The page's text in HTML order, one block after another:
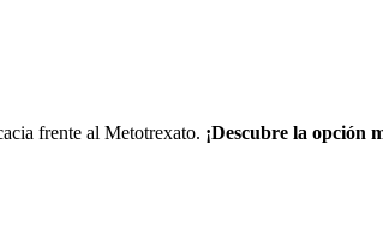
frente al Metotrexato. ¡Descubre la opción